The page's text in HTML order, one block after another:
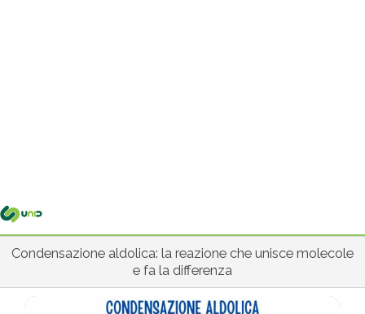
Condensazione aldolica: la reazione che unisce molecole
e fa la differenza